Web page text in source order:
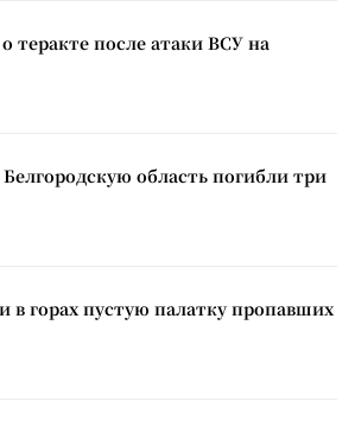
теракте после атаки ВСУ на
область погибли три
в горах пустую палатку пропавших